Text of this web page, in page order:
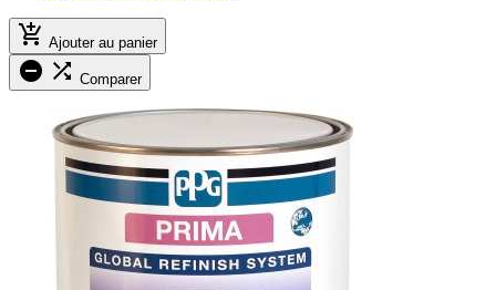
 Ajouter au panier
  Comparer